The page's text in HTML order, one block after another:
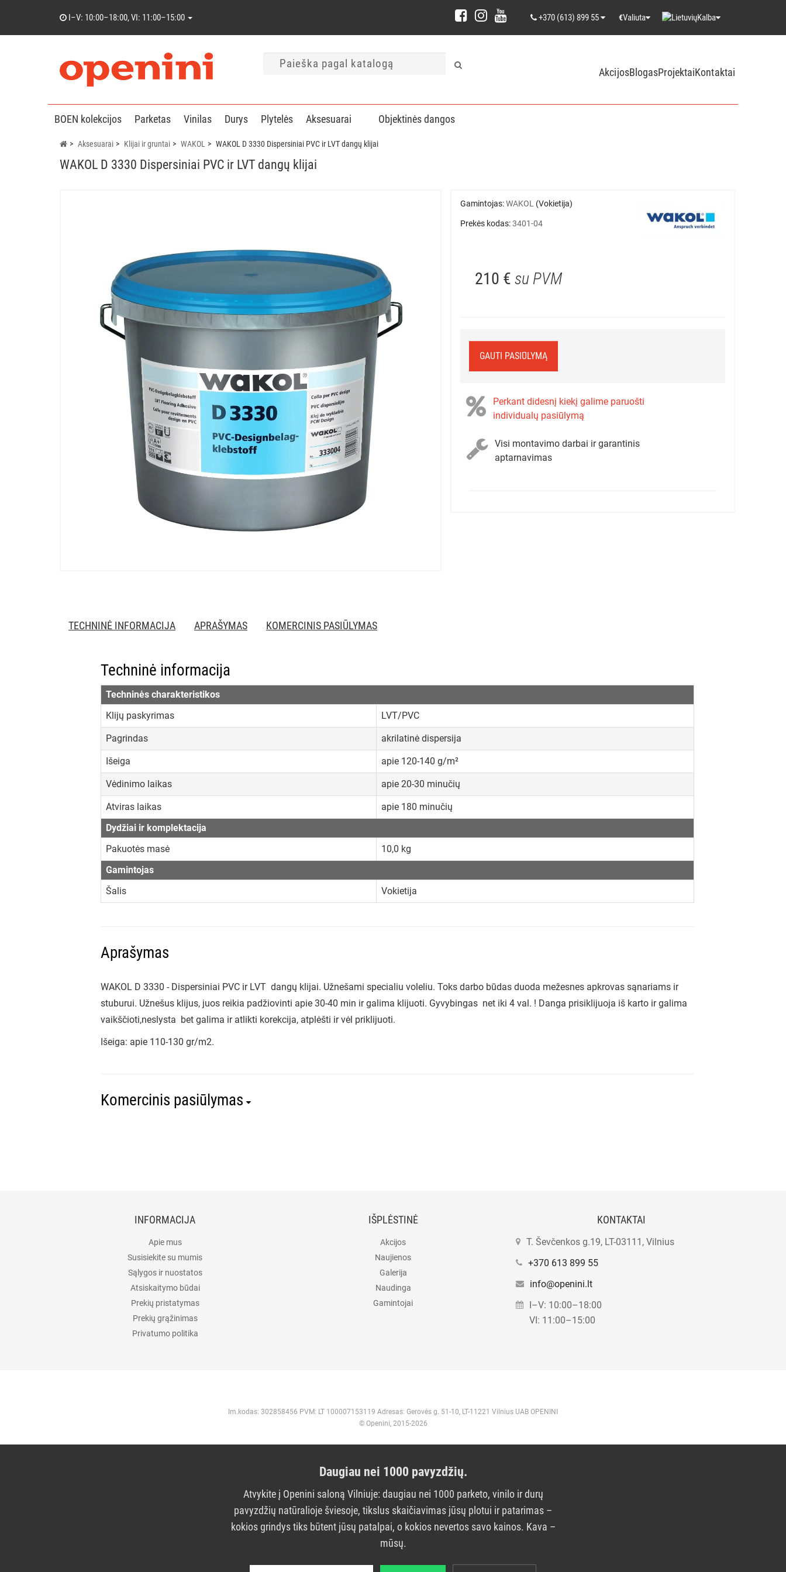
I–V: 10:00–18:00, VI: 11:00–15:00 +370 (613) 899 55 €Valiuta Kalba
AkcijosBlogasProjektaiKontaktai
BOEN kolekcijos Parketas Vinilas Durys Plytelės Aksesuarai Objektinės dangos
Aksesuarai Klijai ir gruntai WAKOL WAKOL D 3330 Dispersiniai PVC ir LVT dangų klijai
WAKOL D 3330 Dispersiniai PVC ir LVT dangų klijai
Gamintojas:WAKOL (Vokietija)
Prekės kodas:3401-04
210 € su PVM
GAUTI PASIŪLYMĄ
Perkant didesnį kiekį galime paruošti
individualų pasiūlymą
Visi montavimo darbai ir garantinis
aptarnavimas
TECHNINĖ INFORMACIJA APRAŠYMAS KOMERCINIS PASIŪLYMAS
Techninė informacija
Techninės charakteristikos
Klijų paskyrimas
LVT/PVC
Pagrindas akrilatinė dispersija
Išeiga apie 120-140 g/m²
Vėdinimo laikas apie 20-30 minučių
Atviras laikas
apie 180 minučių
Dydžiai ir komplektacija
Pakuotės masė
10,0 kg
Gamintojas
Šalis
Vokietija
Aprašymas
WAKOL D 3330 - Dispersiniai PVC ir LVT dangų klijai. Užnešami specialiu voleliu. Toks darbo būdas duoda mežesnes apkrovas sąnariams ir
stuburui. Užnešus klijus, juos reikia padžiovinti apie 30-40 min ir galima klijuoti. Gyvybingas net iki 4 val. ! Danga prisiklijuoja iš karto ir galima
vaikščioti,neslysta bet galima ir atlikti korekcija, atplėšti ir vėl priklijuoti.
Išeiga: apie 110-130 gr/m2.
Komercinis pasiūlymas
INFORMACIJA
Apie mus
Susisiekite su mumis
Sąlygos ir nuostatos
Atsiskaitymo būdai
Prekių pristatymas
Prekių grąžinimas
Privatumo politika
IŠPLĖSTINĖ
Akcijos
Naujienos
Galerija
Naudinga
Gamintojai
KONTAKTAI
T. Ševčenkos g.19, LT-03111, Vilnius
+370 613 899 55
info@openini.lt
I–V: 10:00–18:00
VI: 11:00–15:00
Im.kodas: 302858456 PVM: LT 100007153119 Adresas: Gerovės g. 51-10, LT-11221 Vilnius UAB OPENINI
© Openini, 2015-2026
Daugiau nei 1000 pavyzdžių.
Atvykite į Openini saloną Vilniuje: daugiau nei 1000 parketo, vinilo ir durų
pavyzdžių natūralioje šviesoje, tikslus skaičiavimas jūsų plotui ir patarimas –
kokios grindys tiks būtent jūsų patalpai, o kokios nevertos savo kainos. Kava –
mūsų.